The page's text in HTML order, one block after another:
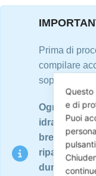
Prima di
compilare
soprastante
Ogni
idraulici ed
brevettati.
riparabile o
durante i
e di
Puoi